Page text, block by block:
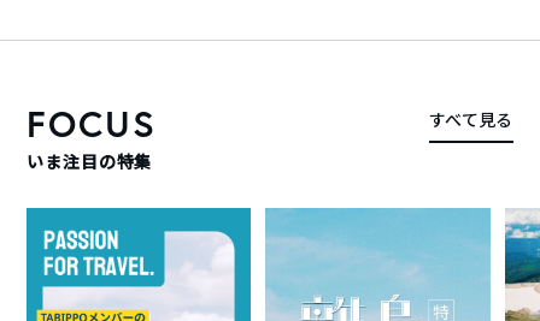
FOCUS
いま注目の特集
すべて見る